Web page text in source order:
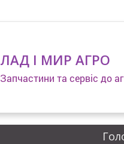
ЛАД І МИР АГРО
Запчастини та сервіс до